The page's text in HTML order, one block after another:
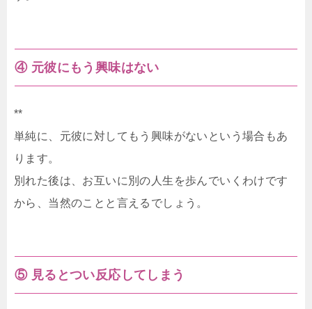
④ 元彼にもう興味はない
**
単純に、元彼に対してもう興味がないという場合もあ
ります。
別れた後は、お互いに別の人生を歩んでいくわけです
から、当然のことと言えるでしょう。
⑤ 見るとつい反応してしまう